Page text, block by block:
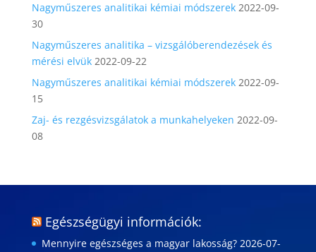
Nagyműszeres analitikai kémiai módszerek 2022-09-
30
Nagyműszeres analitika – vizsgálóberendezések és
mérési elvük 2022-09-22
Nagyműszeres analitikai kémiai módszerek 2022-09-
15
Zaj- és rezgésvizsgálatok a munkahelyeken 2022-09-
08
Egészségügyi információk:
Mennyire egészséges a magyar lakosság? 2026-07-